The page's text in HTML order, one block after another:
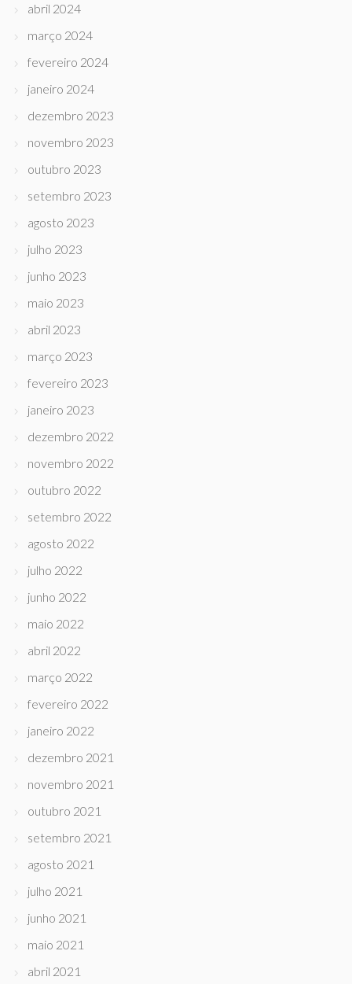
abril 2024
março 2024
fevereiro 2024
janeiro 2024
dezembro 2023
novembro 2023
outubro 2023
setembro 2023
agosto 2023
julho 2023
junho 2023
maio 2023
abril 2023
março 2023
fevereiro 2023
janeiro 2023
dezembro 2022
novembro 2022
outubro 2022
setembro 2022
agosto 2022
julho 2022
junho 2022
maio 2022
abril 2022
março 2022
fevereiro 2022
janeiro 2022
dezembro 2021
novembro 2021
outubro 2021
setembro 2021
agosto 2021
julho 2021
junho 2021
maio 2021
abril 2021